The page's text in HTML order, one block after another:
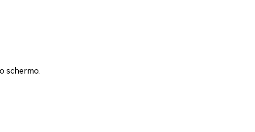
schermo.